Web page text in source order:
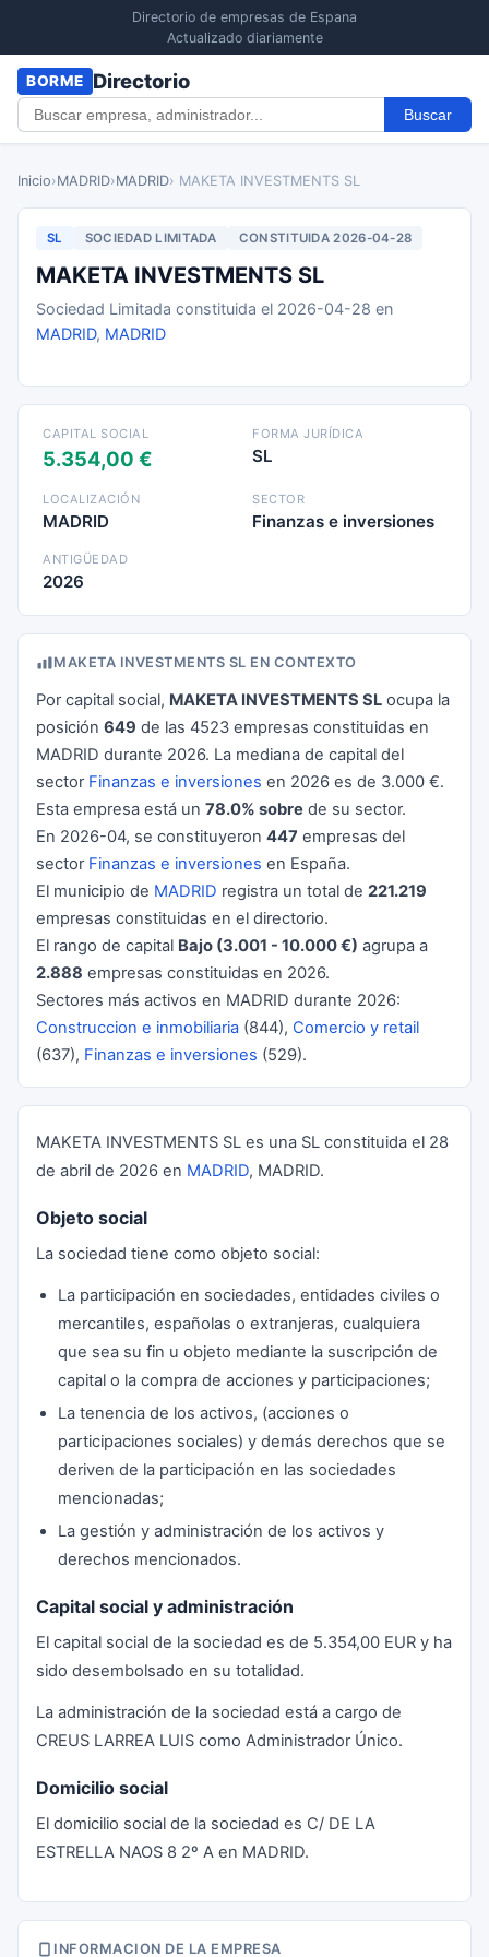
Directorio de empresas de Espana
Actualizado diariamente
BORME Directorio
Buscar
Inicio›MADRID›MADRID› MAKETA INVESTMENTS SL
SL SOCIEDAD LIMITADA CONSTITUIDA 2026-04-28
MAKETA INVESTMENTS SL
Sociedad Limitada constituida el 2026-04-28 en
MADRID, MADRID
CAPITAL SOCIAL
5.354,00 €
FORMA JURÍDICA
SL
LOCALIZACIÓN
MADRID
SECTOR
Finanzas e inversiones
ANTIGÜEDAD
2026
MAKETA INVESTMENTS SL EN CONTEXTO
Por capital social, MAKETA INVESTMENTS SL ocupa la
posición 649 de las 4523 empresas constituidas en
MADRID durante 2026. La mediana de capital del
sector Finanzas e inversiones en 2026 es de 3.000 €.
Esta empresa está un 78.0% sobre de su sector.
En 2026-04, se constituyeron 447 empresas del
sector Finanzas e inversiones en España.
El municipio de MADRID registra un total de 221.219
empresas constituidas en el directorio.
El rango de capital Bajo (3.001 - 10.000 €) agrupa a
2.888 empresas constituidas en 2026.
Sectores más activos en MADRID durante 2026:
Construccion e inmobiliaria (844), Comercio y retail
(637), Finanzas e inversiones (529).
MAKETA INVESTMENTS SL es una SL constituida el 28
de abril de 2026 en MADRID, MADRID.
Objeto social
La sociedad tiene como objeto social:
La participación en sociedades, entidades civiles o
mercantiles, españolas o extranjeras, cualquiera
que sea su fin u objeto mediante la suscripción de
capital o la compra de acciones y participaciones;
La tenencia de los activos, (acciones o
participaciones sociales) y demás derechos que se
deriven de la participación en las sociedades
mencionadas;
La gestión y administración de los activos y
derechos mencionados.
Capital social y administración
El capital social de la sociedad es de 5.354,00 EUR y ha
sido desembolsado en su totalidad.
La administración de la sociedad está a cargo de
CREUS LARREA LUIS como Administrador Único.
Domicilio social
El domicilio social de la sociedad es C/ DE LA
ESTRELLA NAOS 8 2º A en MADRID.
INFORMACION DE LA EMPRESA